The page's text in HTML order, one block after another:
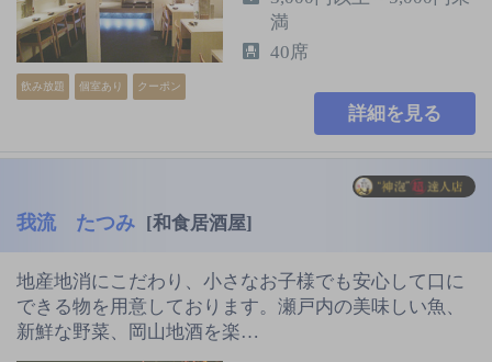
飲み放題 個室あり クーポン
満
40席
詳細を見る
我流 たつみ [和食居酒屋]
地産地消にこだわり、小さなお子様でも安心して口に
できる物を用意しております。瀬戸内の美味しい魚、
新鮮な野菜、岡山地酒を楽…